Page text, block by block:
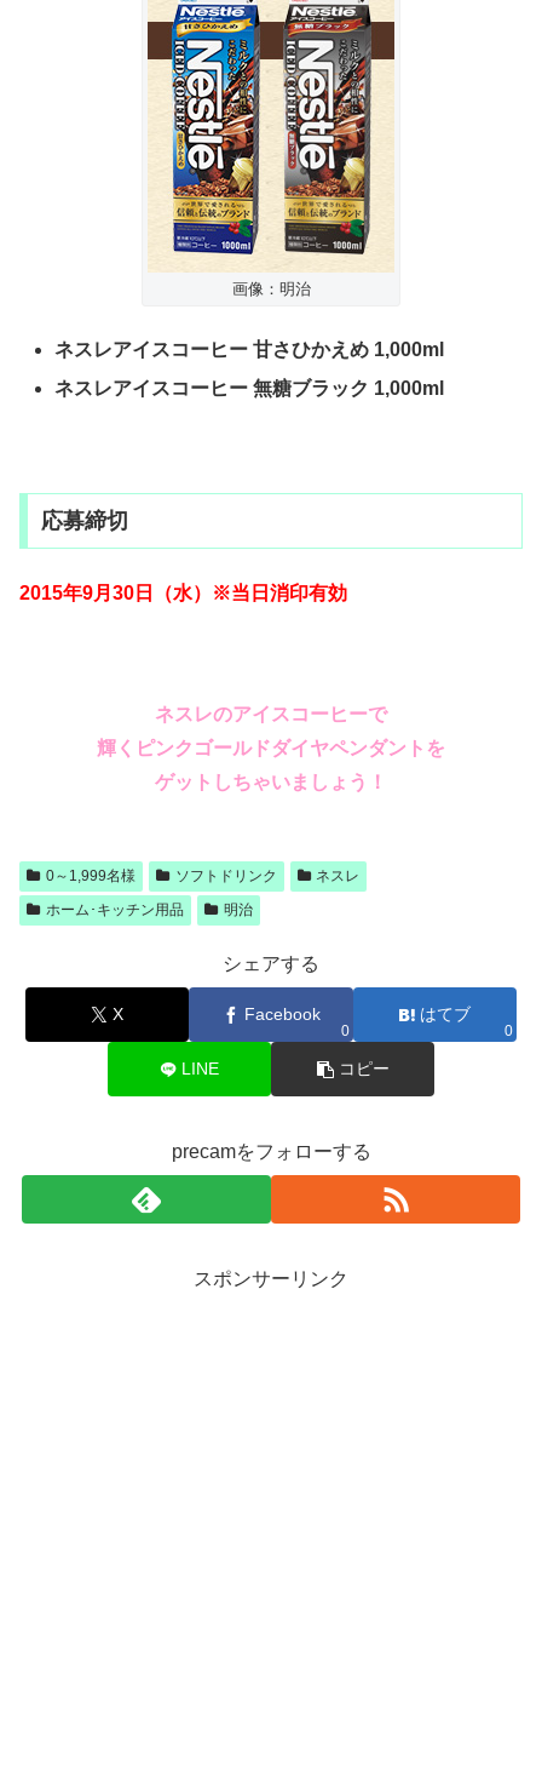
画像：明治
ネスレアイスコーヒー 甘さひかえめ 1,000ml
ネスレアイスコーヒー 無糖ブラック 1,000ml
応募締切
2015年9月30日（水）※当日消印有効
ネスレのアイスコーヒーで
輝くピンクゴールドダイヤペンダントを
ゲットしちゃいましょう！
0～1,999名様 ソフトドリンク
ネスレ
ホーム･キッチン用品
明治
シェアする
X Facebook
0
はてブ
0
LINE コピー
precamをフォローする
スポンサーリンク